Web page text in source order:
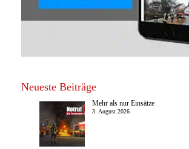
Neueste Beiträge
Mehr als nur Einsätze
3. August 2026